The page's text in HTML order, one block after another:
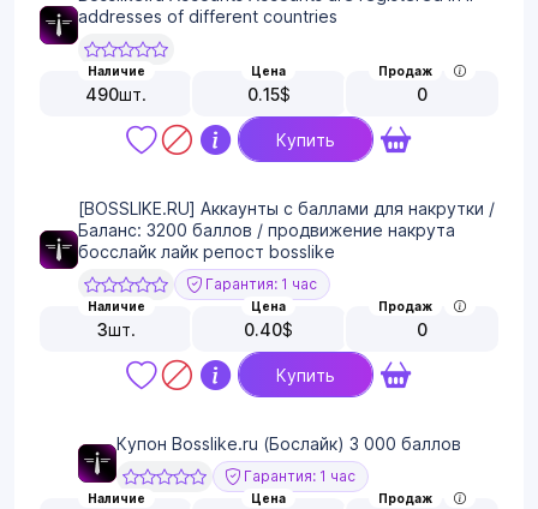
addresses of different countries
Наличие
490шт.
Цена
0.15$
Продаж
0
Купить
[BOSSLIKE.RU] Аккаунты с баллами для накрутки /
Баланс: 3200 баллов / продвижение накрута
босслайк лайк репост bosslike
Гарантия: 1 час
Наличие
3шт.
Цена
0.40$
Продаж
0
Купить
Купон Bosslike.ru (Бослайк) 3 000 баллов
Гарантия: 1 час
Наличие Цена Продаж